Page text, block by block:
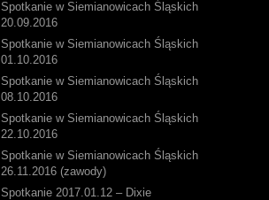
Spotkanie w Siemianowicach Śląskich
20.09.2016
Spotkanie w Siemianowicach Śląskich
01.10.2016
Spotkanie w Siemianowicach Śląskich
08.10.2016
Spotkanie w Siemianowicach Śląskich
22.10.2016
Spotkanie w Siemianowicach Śląskich
26.11.2016 (zawody)
Spotkanie 2017.01.12 – Dixie